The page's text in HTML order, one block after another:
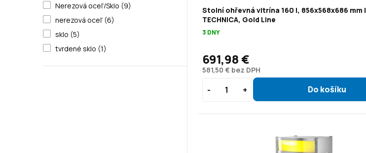
Nerezová oceľ/Sklo (9)
nerezová oceľ (6)
sklo (5)
tvrdené sklo (1)
Stolní ohřevná vitrína 160 l, 856x568x686 mm |
TECHNICA, Gold Line
3 DNY
581,50 € bez DPH
691,98 €